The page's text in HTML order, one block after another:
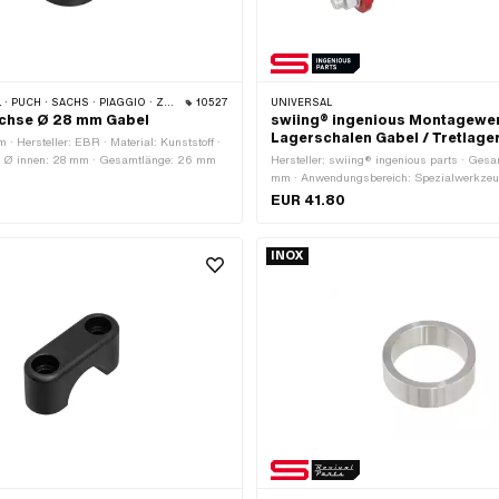
· SACHS · PIAGGIO · ZÜNDAPP BELMONDO 10527
Ø 28 mm Gabel
· Hersteller: EBR · Material: Kunststoff ·
Ø innen: 28 mm · Gesamtlänge: 26 mm
UNIVERSAL
swiing® ingenious
Lagerschalen Gabel /
Hersteller: swiing® ingenious parts ·
mm · Anwendungsbereich:
EUR 41.80
INOX